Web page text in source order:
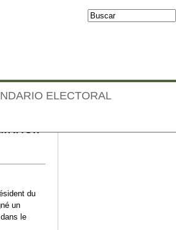
Formulario de
Buscar
du
un
le
ELECTORAL